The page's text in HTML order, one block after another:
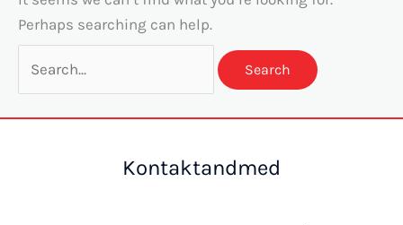
Perhaps searching can help.
Kontaktandmed